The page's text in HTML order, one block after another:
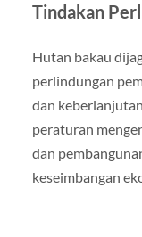
Tindakan
Hutan bakau
perlindungan
dan
peraturan
dan
keseimbangan